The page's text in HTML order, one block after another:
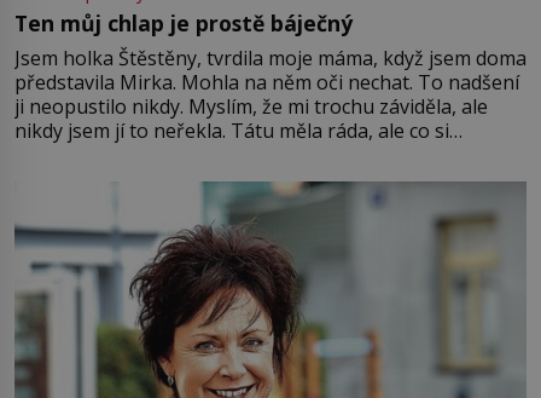
Ten můj chlap je prostě báječný
Jsem holka Štěstěny, tvrdila moje máma, když jsem doma
představila Mirka. Mohla na něm oči nechat. To nadšení
ji neopustilo nikdy. Myslím, že mi trochu záviděla, ale
nikdy jsem jí to neřekla. Tátu měla ráda, ale co si
Jsme spolu moc rádi Tehdy byla jiná doba, když